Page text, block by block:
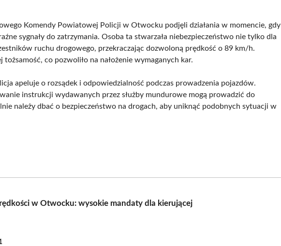
Komendy Powiatowej Policji w Otwocku podjęli działania w momencie, gdy
sygnały do zatrzymania. Osoba ta stwarzała niebezpieczeństwo nie tylko dla
ruchu drogowego, przekraczając dozwoloną prędkość o 89 km/h.
co pozwoliło na nałożenie wymaganych kar.
apeluje o rozsądek i odpowiedzialność podczas prowadzenia pojazdów.
instrukcji wydawanych przez służby mundurowe mogą prowadzić do
należy dbać o bezpieczeństwo na drogach, aby uniknąć podobnych sytuacji w
w Otwocku: wysokie mandaty dla kierującej